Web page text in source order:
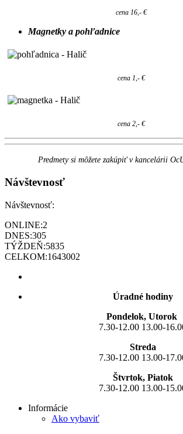
cena 16,- €
Magnetky a pohľadnice
cena 1,- €
cena 2,- €
Predmety si môžete zakúpiť v kancelárii
Návštevnosť
Návštevnosť:
ONLINE:2
DNES:305
TÝŽDEŇ:5835
CELKOM:1643002
Úradné hodiny
Pondelok, Utorok
7.30-12.00 13.00-
Streda
7.30-12.00 13.00-
Štvrtok, Piatok
7.30-12.00 13.00-
Informácie
Ako vybaviť